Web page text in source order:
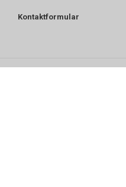
Kontaktformular